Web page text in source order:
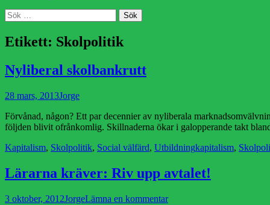
Sök
Sök
efter:
Etikett: Skolpolitik
Nyliberal skolbankrutt
Publicerad
28 mars, 2013Författare
Jorge
Förvånad, någon? Ett par decennier av nyliberala
följden blivit ofrånkomlig. Skillnaderna ökar i galopperande takt
Kategorier
Kapitalism, Skolpolitik, Social välfärd, UtbildningEtiketter
kapitalism,
Lärarna kräver: Riv upp avtalet!
Publicerad
3 oktober, 2012Författare
JorgeLämna en kommentar